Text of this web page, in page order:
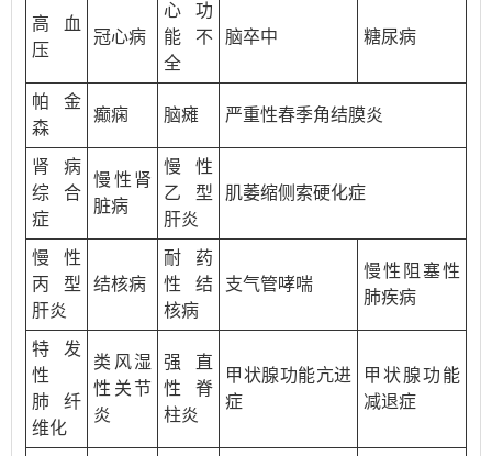
高血
压
冠心病
心功
能不
全
脑卒中 糖尿病
帕金
森
癫痫 脑瘫 严重性春季角结膜炎
肾病
综合
症
慢性肾
脏病
慢性
乙型
肝炎
肌萎缩侧索硬化症
慢性
丙型
肝炎
结核病
耐药
性结
核病
支气管哮喘
慢性阻塞性
肺疾病
特发
性
肺纤
维化
类风湿
性关节
炎
强直
性脊
柱炎
甲状腺功能亢进
症
甲状腺功能
减退症